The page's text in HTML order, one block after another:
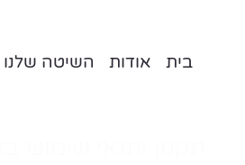
בית אודות השיטה שלנו